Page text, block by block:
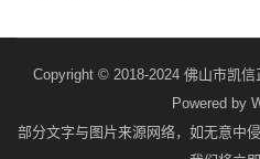
Copyright © 2018-2024 佛山市凯
Powered by
部分文字与图片来源网络，如无意中